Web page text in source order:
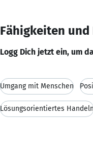
Fähigkeiten
Logg Dich jetzt ein, um
Umgang mit Menschen
Lösungsorientiertes